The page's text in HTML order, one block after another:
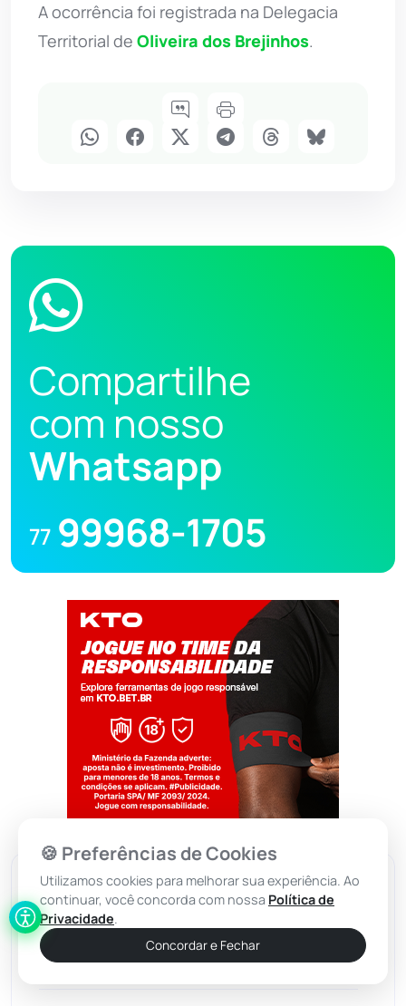
A ocorrência foi registrada na Delegacia
Territorial de Oliveira dos Brejinhos.
Compartilhe
com nosso
Whatsapp
77 99968-1705
Categorias
Abaíra (41)
🍪 Preferências de Cookies
Utilizamos cookies para melhorar sua experiência. Ao
continuar, você concorda com nossa Política de
Privacidade.
Concordar e Fechar